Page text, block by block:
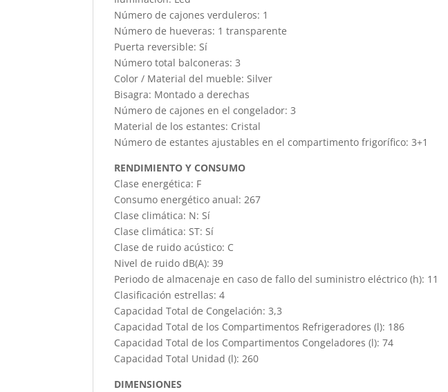
Número de cajones verduleros: 1
Número de hueveras: 1 transparente
Puerta reversible: Sí
Número total balconeras: 3
Color / Material del mueble: Silver
Bisagra: Montado a derechas
Número de cajones en el congelador: 3
Material de los estantes: Cristal
Número de estantes ajustables en el compartimento frigorífico: 3+1
RENDIMIENTO Y CONSUMO
Clase energética: F
Consumo energético anual: 267
Clase climática: N: Sí
Clase climática: ST: Sí
Clase de ruido acústico: C
Nivel de ruido dB(A): 39
Periodo de almacenaje en caso de fallo del suministro eléctrico (h): 11
Clasificación estrellas: 4
Capacidad Total de Congelación: 3,3
Capacidad Total de los Compartimentos Refrigeradores (l): 186
Capacidad Total de los Compartimentos Congeladores (l): 74
Capacidad Total Unidad (l): 260
DIMENSIONES